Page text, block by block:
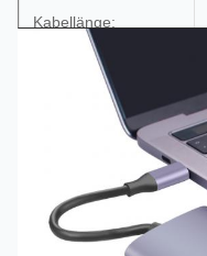
Kabellänge:
Farbe des Produkts:
Typ des Steckers:
Anwendung: